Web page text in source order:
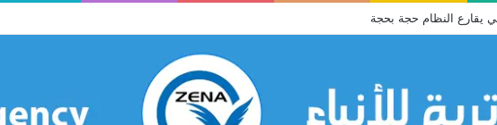
قصيدة إرترية : (ما كان لم يكن!)